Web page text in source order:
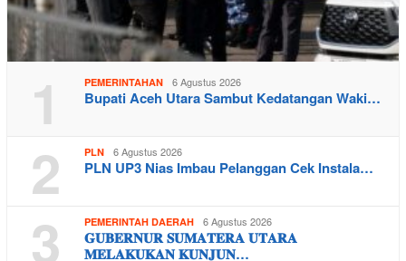
1 PEMERINTAHAN 6 Agustus 2026
Bupati Aceh Utara Sambut Kedatangan Waki…
2 PLN 6 Agustus 2026
PLN UP3 Nias Imbau Pelanggan Cek Instala…
3 PEMERINTAH DAERAH 6 Agustus 2026
𝐆𝐔𝐁𝐄𝐑𝐍𝐔𝐑 𝐒𝐔𝐌𝐀𝐓𝐄𝐑𝐀 𝐔𝐓𝐀𝐑𝐀
𝐌𝐄𝐋𝐀𝐊𝐔𝐊𝐀𝐍 𝐊𝐔𝐍𝐉𝐔𝐍…